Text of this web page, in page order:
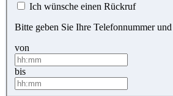
Ich wünsche einen Rückruf
Bitte geben Sie Ihre Telefonnummer
von
bis